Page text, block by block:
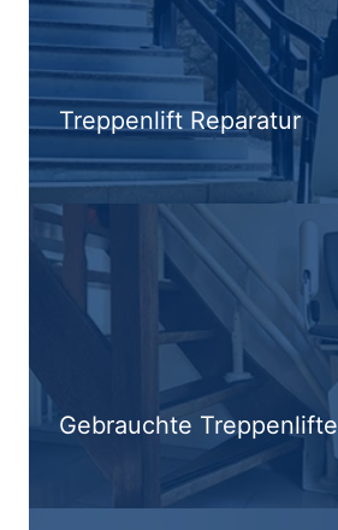
Treppenlift Reparatur
Gebrauchte Treppenlifte